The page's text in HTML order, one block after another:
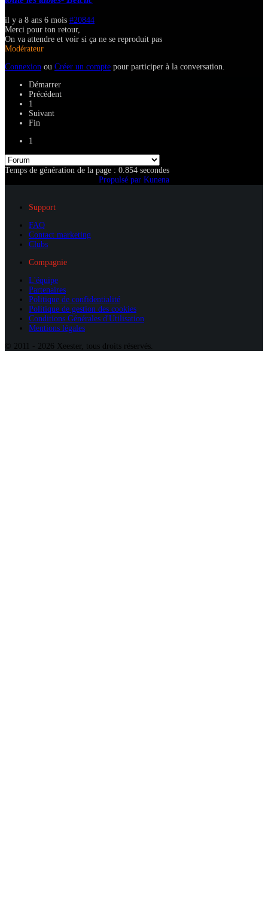
il y a 8 ans 6 mois #20844
Merci pour ton retour,
On va attendre et voir si ça ne se reproduit pas
Modérateur
Connexion ou Créer un compte pour participer à la conversation.
Démarrer
Précédent
1
Suivant
Fin
1
Temps de génération de la page : 0.854 secondes
Propulsé par Kunena
Support
FAQ
Contact marketing
Clubs
Compagnie
L'équipe
Partenaires
Politique de confidentialité
Politique de gestion des cookies
Conditions Générales d'Utilisation
Mentions légales
© 2011 - 2026 Xeester, tous droits réservés.